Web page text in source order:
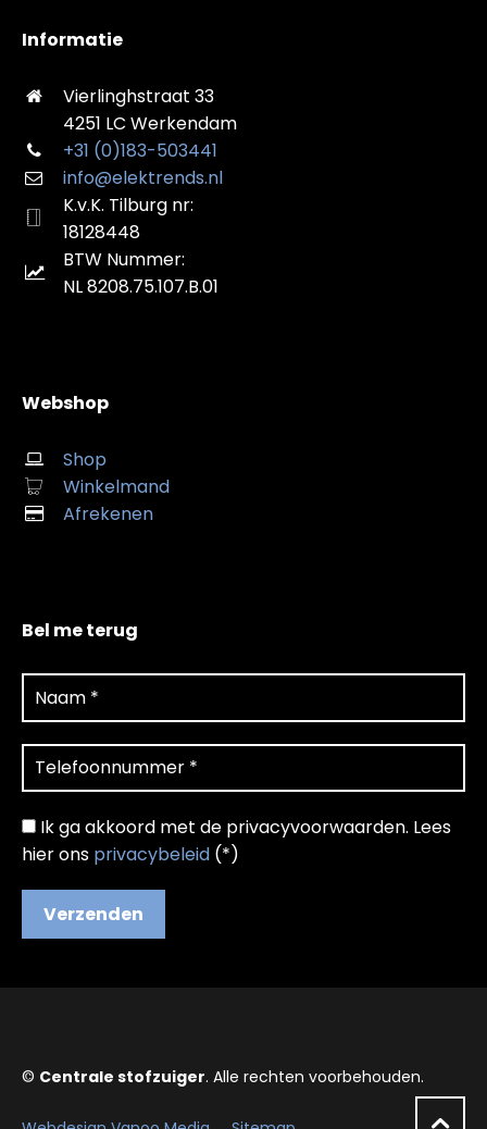
Informatie
Vierlinghstraat 33
4251 LC Werkendam
+31 (0)183-503441
info@elektrends.nl
K.v.K. Tilburg nr:
18128448
BTW Nummer:
NL 8208.75.107.B.01
Webshop
Shop
Winkelmand
Afrekenen
Bel me terug
Ik ga akkoord met de privacyvoorwaarden. Lees
hier ons privacybeleid (*)
© Centrale stofzuiger. Alle rechten voorbehouden.